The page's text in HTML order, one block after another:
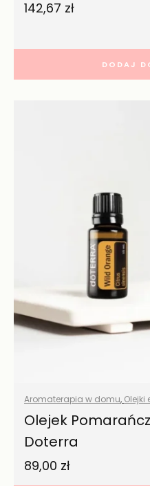
142,67 zł
DODAJ
Aromaterapia w domu, Olejki
zioła, Wszystkie produkty
Olejek
Doterra
89,00 zł